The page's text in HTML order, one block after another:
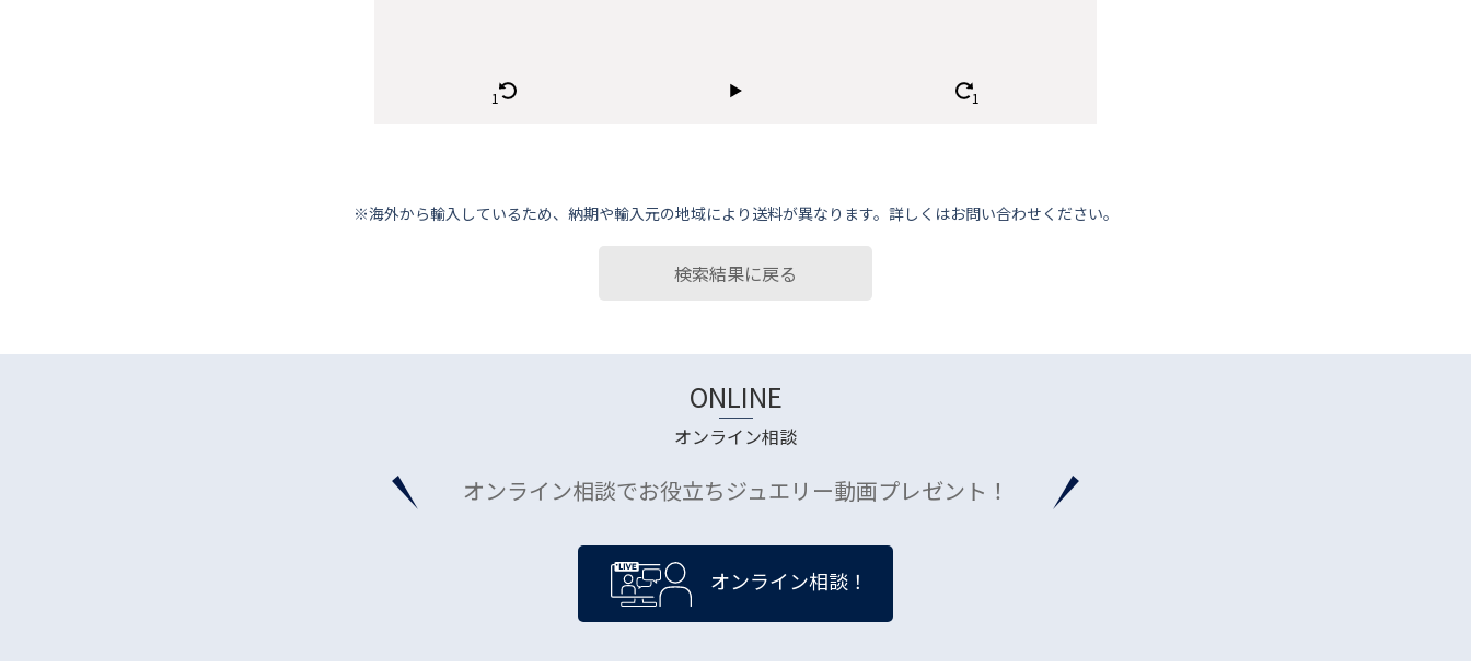
※海外から輸⼊しているため、納期や輸⼊元の地域により送料が異なります。詳しくはお問い合わせください。
検索結果に戻る
ONLINE
オンライン相談
オンライン相談でお役立ちジュエリー動画プレゼント！
オンライン相談！